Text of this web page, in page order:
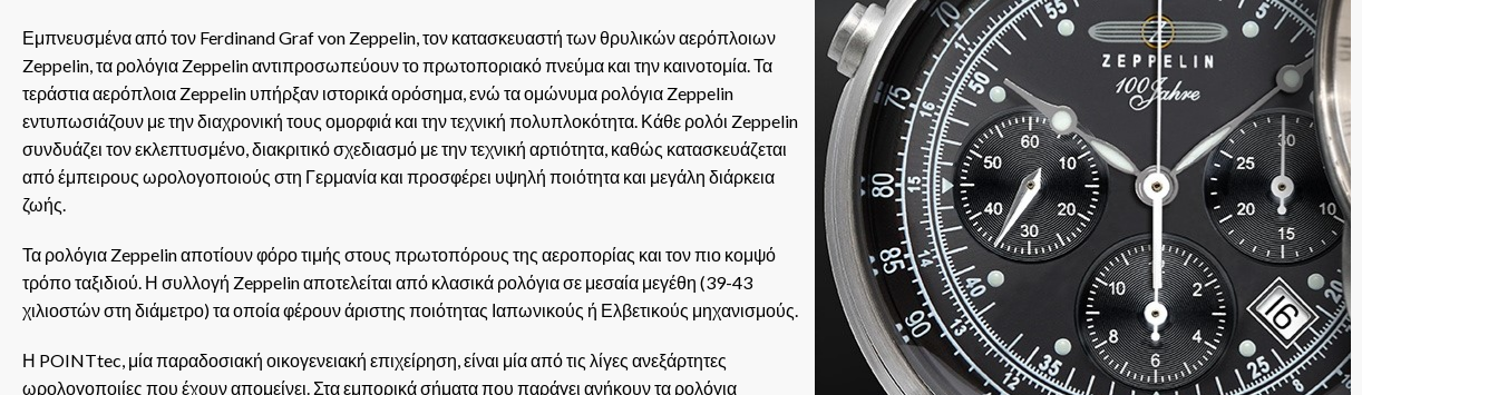
Εμπνευσμένα από τον Ferdinand Graf von Zeppelin, τον κατασκευαστή των θρυλικών αερόπλοιων
Zeppelin, τα ρολόγια Zeppelin αντιπροσωπεύουν το πρωτοποριακό πνεύμα και την καινοτομία. Τα
τεράστια αερόπλοια Zeppelin υπήρξαν ιστορικά ορόσημα, ενώ τα ομώνυμα ρολόγια Zeppelin
εντυπωσιάζουν με την διαχρονική τους ομορφιά και την τεχνική πολυπλοκότητα. Κάθε ρολόι Zeppelin
συνδυάζει τον εκλεπτυσμένο, διακριτικό σχεδιασμό με την τεχνική αρτιότητα, καθώς κατασκευάζεται
από έμπειρους ωρολογοποιούς στη Γερμανία και προσφέρει υψηλή ποιότητα και μεγάλη διάρκεια
ζωής.
Τα ρολόγια Zeppelin αποτίουν φόρο τιμής στους πρωτοπόρους της αεροπορίας και τον πιο κομψό
τρόπο ταξιδιού. Η συλλογή Zeppelin αποτελείται από κλασικά ρολόγια σε μεσαία μεγέθη (39-43
χιλιοστών στη διάμετρο) τα οποία φέρουν άριστης ποιότητας Ιαπωνικούς ή Ελβετικούς μηχανισμούς.
Η POINTtec, μία παραδοσιακή οικογενειακή επιχείρηση, είναι μία από τις λίγες ανεξάρτητες
ωρολογοποιίες που έχουν απομείνει. Στα εμπορικά σήματα που παράγει ανήκουν τα ρολόγια